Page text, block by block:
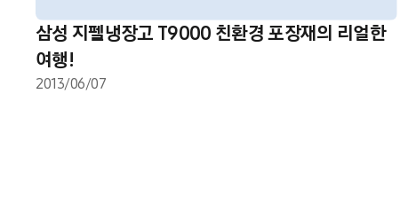
삼성 지펠냉장고 T9000 친환경 포장재의 리얼한
여행!
2013/06/07